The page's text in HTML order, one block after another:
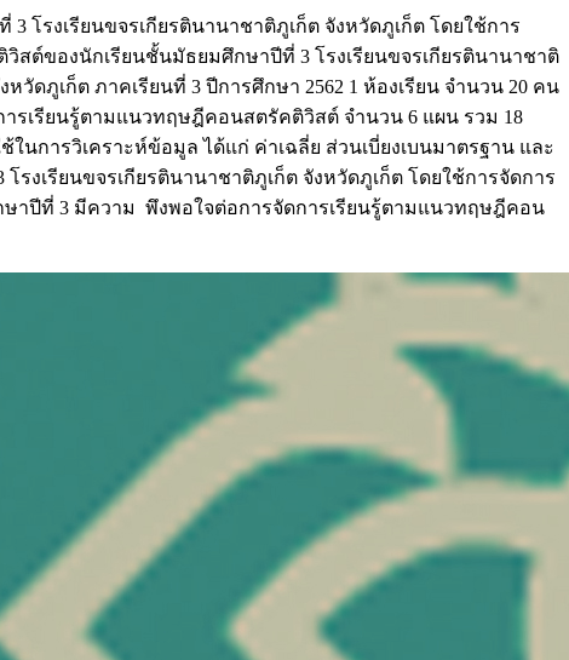
โรงเรียนขจรเกียรตินานาชาติภูเก็ต จังหวัดภูเก็ต โดยใช้การ
ต์ของนักเรียนชั้นมัธยมศึกษาปีที่ 3 โรงเรียนขจรเกียรตินานาชาติ
ดภูเก็ต ภาคเรียนที่ 3 ปีการศึกษา 2562 1 ห้องเรียน จำนวน 20 คน
รเรียนรู้ตามแนวทฤษฎีคอนสตรัคติวิสต์ จำนวน 6 แผน รวม 18
การวิเคราะห์ข้อมูล ได้แก่ ค่าเฉลี่ย ส่วนเบี่ยงเบนมาตรฐาน และ
รงเรียนขจรเกียรตินานาชาติภูเก็ต จังหวัดภูเก็ต โดยใช้การจัดการ
าปีที่ 3 มีความ พึงพอใจต่อการจัดการเรียนรู้ตามแนวทฤษฎีคอน